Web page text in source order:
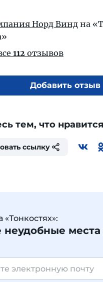
Норд Винд на
112 отзывов
Добавить отзыв
тем, что нравится
ссылку
«Тонкостях»:
места